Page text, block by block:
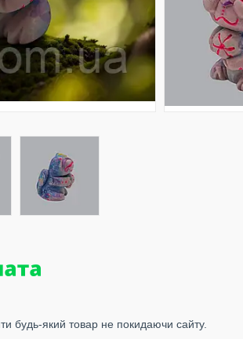
будь-який товар не покидаючи сайту.